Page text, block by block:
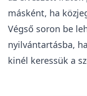
másként, ha
Végső soron be
nyilvántartásba,
kinél keressük a